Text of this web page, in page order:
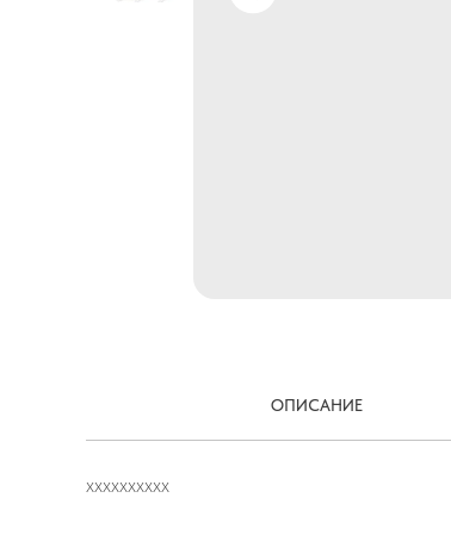
ОПИСАНИЕ
XXXXXXXXXX